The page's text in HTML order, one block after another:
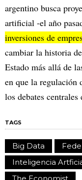
argentino busca
artificial -el año
inversiones de
cambiar la historia
Estado más allá de
en que la regulación
los debates
TAGS
Big Data
Inteligencia